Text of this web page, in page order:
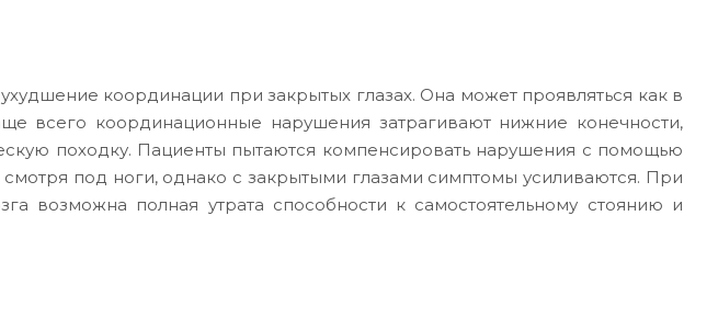
координации при закрытых глазах. Она может проявляться как в
всего координационные нарушения затрагивают нижние конечности,
походку. Пациенты пытаются компенсировать нарушения с помощью
под ноги, однако с закрытыми глазами симптомы усиливаются. При
возможна полная утрата способности к самостоятельному стоянию и